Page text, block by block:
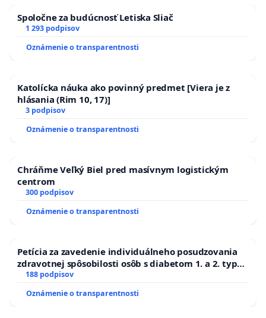
Spoločne za budúcnosť Letiska Sliač
1 293 podpisov
Oznámenie o transparentnosti
Katolícka náuka ako povinný predmet [Viera je z
hlásania (Rim 10, 17)]
3 podpisov
Oznámenie o transparentnosti
Chráňme Veľký Biel pred masívnym logistickým
centrom
300 podpisov
Oznámenie o transparentnosti
Petícia za zavedenie individuálneho posudzovania
zdravotnej spôsobilosti osôb s diabetom 1. a 2. typu
pri prijímaní do Policajného zboru SR
188 podpisov
Oznámenie o transparentnosti